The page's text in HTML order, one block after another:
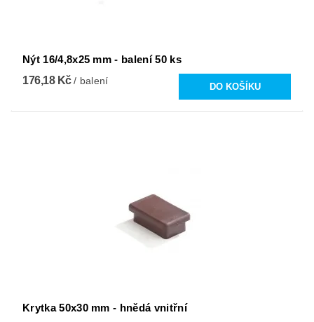
Nýt 16/4,8x25 mm - balení 50 ks
176,18 Kč/ balení
Krytka 50x30 mm - hnědá vnitřní